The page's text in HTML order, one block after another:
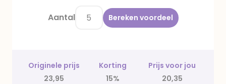
Aantal Bereken voordeel
Originele prijs Korting
Prijs voor jou
23,95
15% 20,35